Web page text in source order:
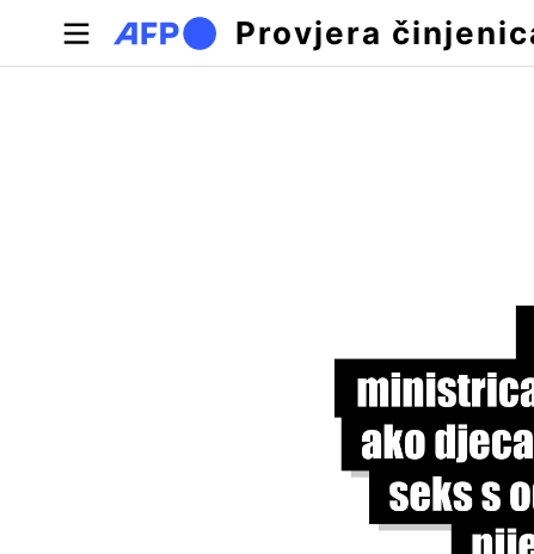
Skoči na glavni sadržaj
Provjera
Primarne oznake